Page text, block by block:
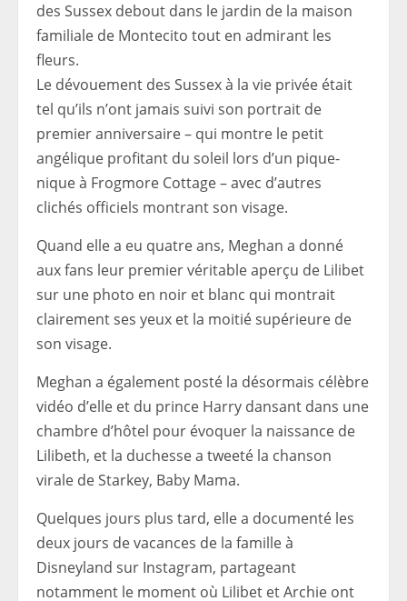
des Sussex debout dans le jardin de la maison
familiale de Montecito tout en admirant les
fleurs.
Le dévouement des Sussex à la vie privée était
tel qu’ils n’ont jamais suivi son portrait de
premier anniversaire – qui montre le petit
angélique profitant du soleil lors d’un pique-
nique à Frogmore Cottage – avec d’autres
clichés officiels montrant son visage.
Quand elle a eu quatre ans, Meghan a donné
aux fans leur premier véritable aperçu de Lilibet
sur une photo en noir et blanc qui montrait
clairement ses yeux et la moitié supérieure de
son visage.
Meghan a également posté la désormais célèbre
vidéo d’elle et du prince Harry dansant dans une
chambre d’hôtel pour évoquer la naissance de
Lilibeth, et la duchesse a tweeté la chanson
virale de Starkey, Baby Mama.
Quelques jours plus tard, elle a documenté les
deux jours de vacances de la famille à
Disneyland sur Instagram, partageant
notamment le moment où Lilibet et Archie ont